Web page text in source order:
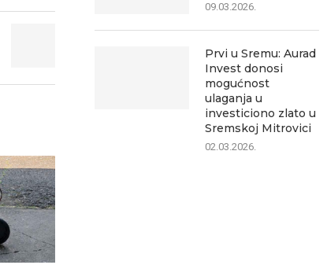
09.03.2026.
Prvi u Sremu: Aurad
Invest donosi
mogućnost
ulaganja u
investiciono zlato u
Sremskoj Mitrovici
02.03.2026.